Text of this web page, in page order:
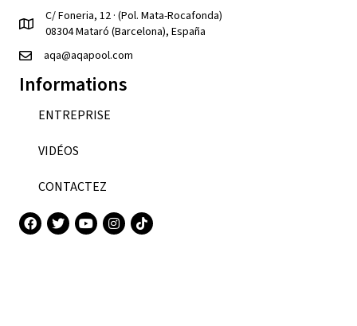
C/ Foneria, 12 · (Pol. Mata-Rocafonda)
08304 Mataró (Barcelona), España
aqa@aqapool.com
Informations
ENTREPRISE
VIDÉOS
CONTACTEZ